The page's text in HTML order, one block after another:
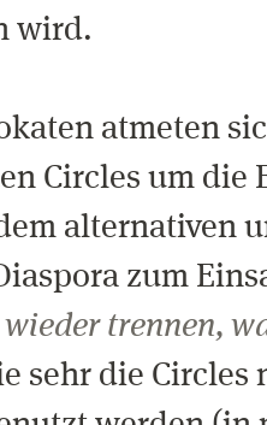
wird.
atmeten
Circles um die
alternativen
zum
trennen,
sehr die Circles